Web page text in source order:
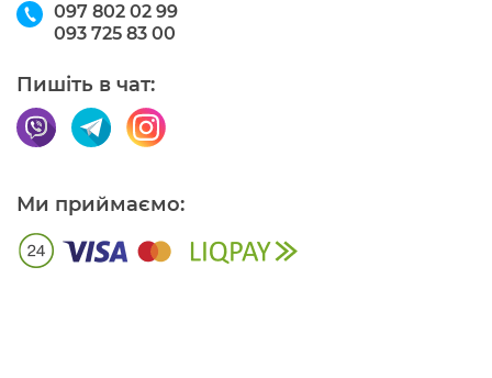
097 802 02 99
093 725 83 00
Пишіть в чат:
Ми приймаємо: